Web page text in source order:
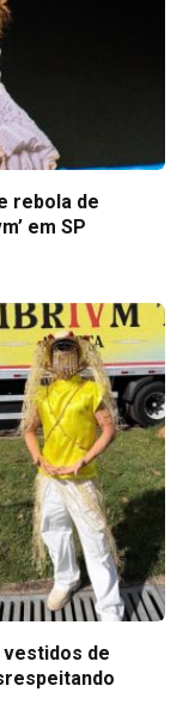
rebola de
em SP
de